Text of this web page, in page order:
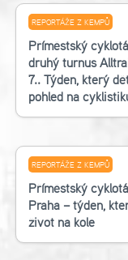
REPORTÁŽE Z KEMPŮ
Příměstský
druhý turnus
7.. Týden, který
pohled na
REPORTÁŽE Z KEMPŮ
Příměstský
Praha – týden,
život na kole